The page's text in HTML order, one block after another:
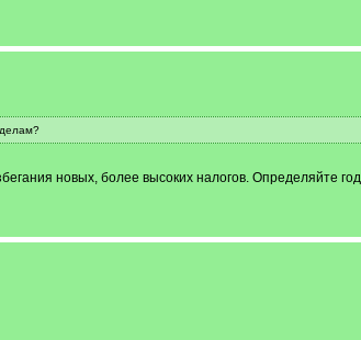
новых, более высоких налогов. Определяйте